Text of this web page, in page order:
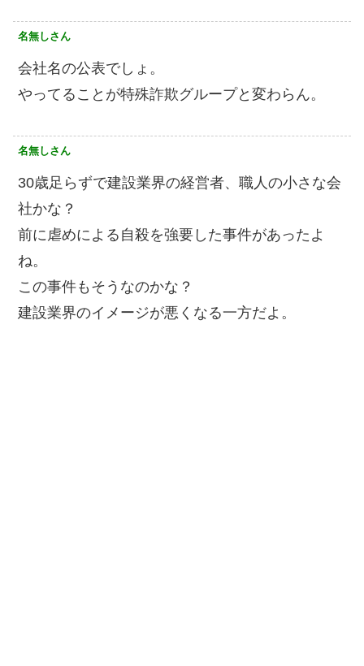
名無しさん
会社名の公表でしょ。
やってることが特殊詐欺グループと変わらん。
名無しさん
30歳足らずで建設業界の経営者、職人の小さな会
社かな？
前に虐めによる自殺を強要した事件があったよ
ね。
この事件もそうなのかな？
建設業界のイメージが悪くなる一方だよ。